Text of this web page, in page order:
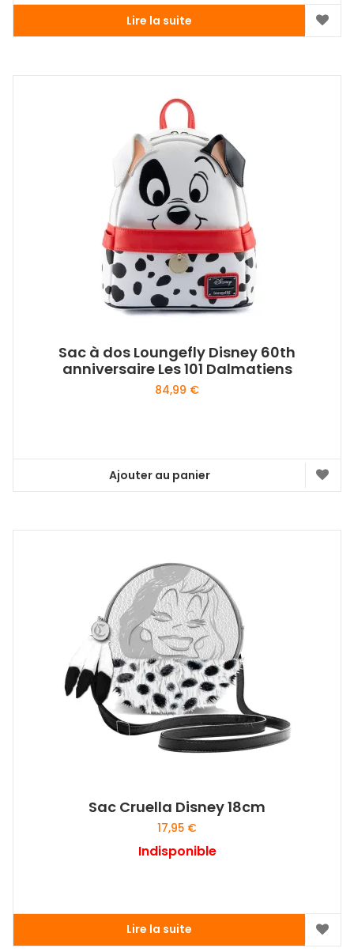
Lire la suite
Sac à dos Loungefly Disney 60th
anniversaire Les 101 Dalmatiens
84,99 €
Ajouter au panier
Sac Cruella Disney 18cm
17,95 €
Indisponible
Lire la suite